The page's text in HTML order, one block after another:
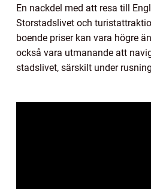
En nackdel med att resa till
Storstadslivet och
boende priser kan vara högre
också vara utmanande att
stadslivet, särskilt under